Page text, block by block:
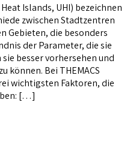
Islands, UHI) bezeichnen
zwischen Stadtzentren
Gebieten, die besonders
der Parameter, die sie
besser vorhersehen und
können. Bei THEMACS
wichtigsten Faktoren, die
[…]